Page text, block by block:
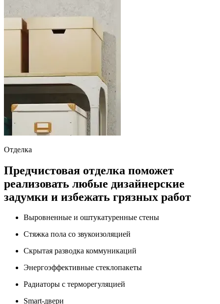
Отделка
Предчистовая отделка поможет
реализовать любые дизайнерские
задумки и избежать грязных работ
Выровненные и оштукатуренные стены
Стяжка пола со звукоизоляцией
Скрытая разводка коммуникаций
Энергоэффективные стеклопакеты
Радиаторы с терморегуляцией
Smart-двери